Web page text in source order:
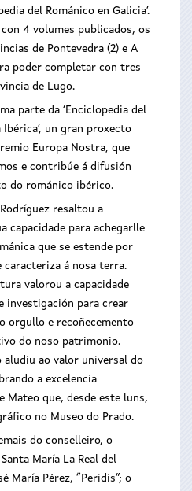
del Románico en Galicia’.
4 volumes publicados, os
de Pontevedra (2) e A
poder completar con tres
de Lugo.
parte da ‘Enciclopedia del
Ibérica’, un gran proxecto
Europa Nostra, que
e contribúe á difusión
do románico ibérico.
resaltou a
capacidade para achegarlle
que se estende por
caracteriza á nosa terra.
valorou a capacidade
investigación para crear
orgullo e recoñecemento
do noso patrimonio.
aludiu ao valor universal do
a excelencia
Mateo que, desde este luns,
no Museo do Prado.
do conselleiro, o
María La Real del
María Pérez, “Peridis”; o